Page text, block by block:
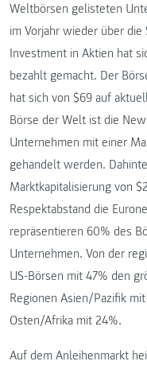
Weltbörsen gelisteten
im Vorjahr wieder über
Investment in Aktien hat
bezahlt gemacht. Der
hat sich von $69 auf
Börse der Welt ist die
Unternehmen mit einer
gehandelt werden.
Marktkapitalisierung von
Respektabstand die
repräsentieren 60% des
Unternehmen. Von der
US-Börsen mit 47% den
Regionen Asien/Pazifik
Osten/Afrika mit 24%.
Auf dem Anleihenmarkt